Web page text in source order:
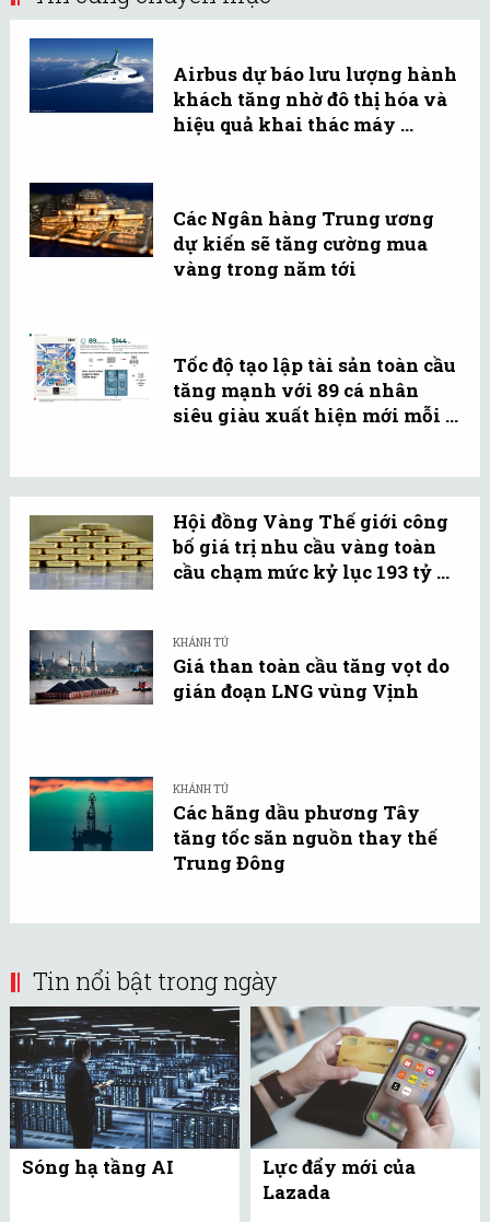
Airbus dự báo lưu lượng hành
khách tăng nhờ đô thị hóa và
hiệu quả khai thác máy ...
Các Ngân hàng Trung ương
dự kiến sẽ tăng cường mua
vàng trong năm tới
Tốc độ tạo lập tài sản toàn cầu
tăng mạnh với 89 cá nhân
siêu giàu xuất hiện mới mỗi ...
Hội đồng Vàng Thế giới công
bố giá trị nhu cầu vàng toàn
cầu chạm mức kỷ lục 193 tỷ ...
KHÁNH TÚ
Giá than toàn cầu tăng vọt do
gián đoạn LNG vùng Vịnh
KHÁNH TÚ
Các hãng dầu phương Tây
tăng tốc săn nguồn thay thế
Trung Đông
Tin nổi bật trong ngày
Sóng hạ tầng AI
Lực đẩy mới của
Lazada